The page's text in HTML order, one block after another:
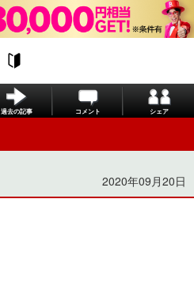
過去の記事 コメント シェア
2020年09月20日